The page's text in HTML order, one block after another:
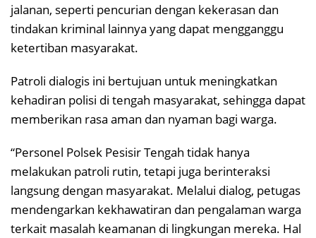
jalanan, seperti pencurian dengan kekerasan dan
tindakan kriminal lainnya yang dapat mengganggu
ketertiban masyarakat.
Patroli dialogis ini bertujuan untuk meningkatkan
kehadiran polisi di tengah masyarakat, sehingga dapat
memberikan rasa aman dan nyaman bagi warga.
“Personel Polsek Pesisir Tengah tidak hanya
melakukan patroli rutin, tetapi juga berinteraksi
langsung dengan masyarakat. Melalui dialog, petugas
mendengarkan kekhawatiran dan pengalaman warga
terkait masalah keamanan di lingkungan mereka. Hal